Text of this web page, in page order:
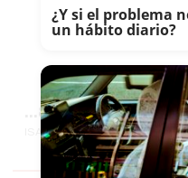
...8...corazón que no
ISABELJIMENEZ
¿Y si el problema
un hábito diario?